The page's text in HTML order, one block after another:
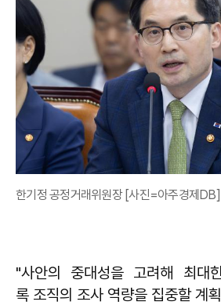
한기정 공정거래위원장 [사진=아주경제DB]
"사안의 중대성을 고려해 최대
록 조직의 조사 역량을 집중할 계